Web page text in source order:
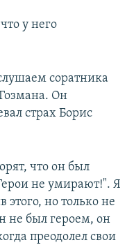
у него
соратника
Он
страх Борис
что он был
не умирают!". Я
этого, но только не
не был героем, он
преодолел свои